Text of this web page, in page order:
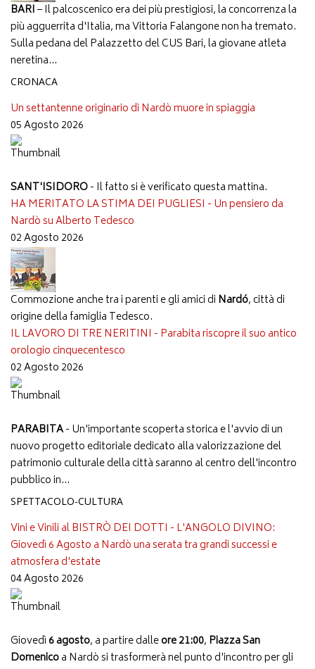
BARI– Il palcoscenico era dei più prestigiosi, la concorrenza la
più agguerrita d'Italia, ma Vittoria Falangone non ha tremato.
Sulla pedana del Palazzetto del CUS Bari, la giovane atleta
neretina...
CRONACA
Un settantenne originario di Nardò muore in spiaggia
05 Agosto 2026
SANT'ISIDORO- Il fatto si è verificato questa mattina.
HA MERITATO LA STIMA DEI PUGLIESI - Un pensiero da
Nardò su Alberto Tedesco
02 Agosto 2026
Commozione anche tra i parenti e gli amici di Nardó, città di
origine della famiglia Tedesco.
IL LAVORO DI TRE NERITINI - Parabita riscopre il suo antico
orologio cinquecentesco
02 Agosto 2026
PARABITA- Un'importante scoperta storica e l'avvio di un
nuovo progetto editoriale dedicato alla valorizzazione del
patrimonio culturale della città saranno al centro dell'incontro
pubblico in...
SPETTACOLO-CULTURA
Vini e Vinili al BISTRÒ DEI DOTTI - L'ANGOLO DIVINO:
Giovedì 6 Agosto a Nardò una serata tra grandi successi e
atmosfera d'estate
04 Agosto 2026
Giovedì 6 agosto, a partire dalleore 21:00, Piazza San
Domenicoa Nardò si trasformerà nel punto d'incontro per gli